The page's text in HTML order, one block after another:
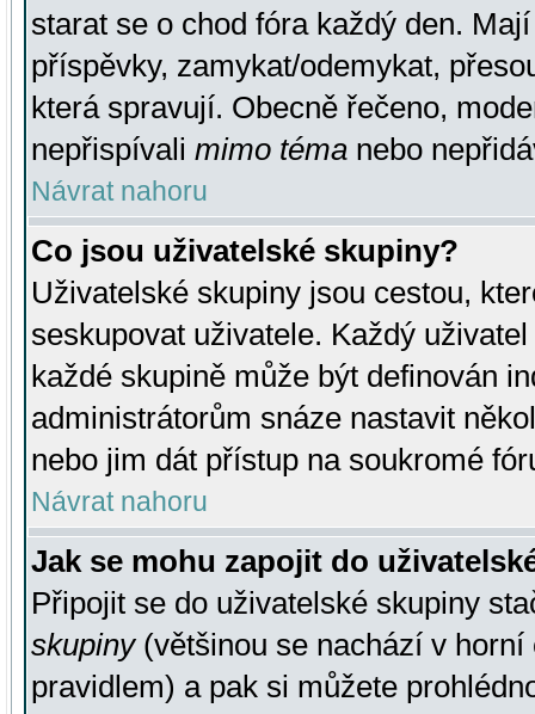
starat se o chod fóra každý den.
příspěvky, zamykat/odemykat,
která spravují. Obecně řečeno,
nepřispívali mimo téma nebo
Návrat nahoru
Co jsou uživatelské skupiny?
Uživatelské skupiny jsou cestou,
seskupovat uživatele. Každý
každé skupině může být definován
administrátorům snáze nastavit
nebo jim dát přístup na soukromé
Návrat nahoru
Jak se mohu zapojit do
Připojit se do uživatelské skupiny
skupiny(většinou se nachází v horní
pravidlem) a pak si můžete